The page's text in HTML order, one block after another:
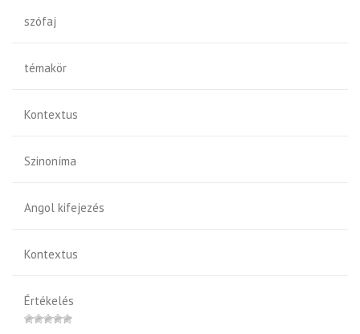
szófaj
témakör
Kontextus
Szinoníma
Angol kifejezés
Kontextus
Értékelés